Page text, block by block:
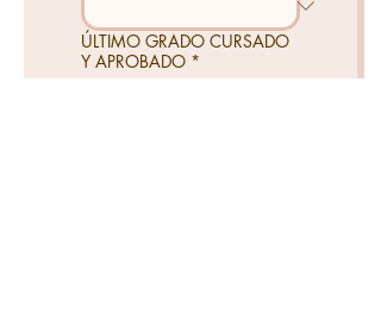
ÚLTIMO GRADO CURSADO
Y APROBADO *